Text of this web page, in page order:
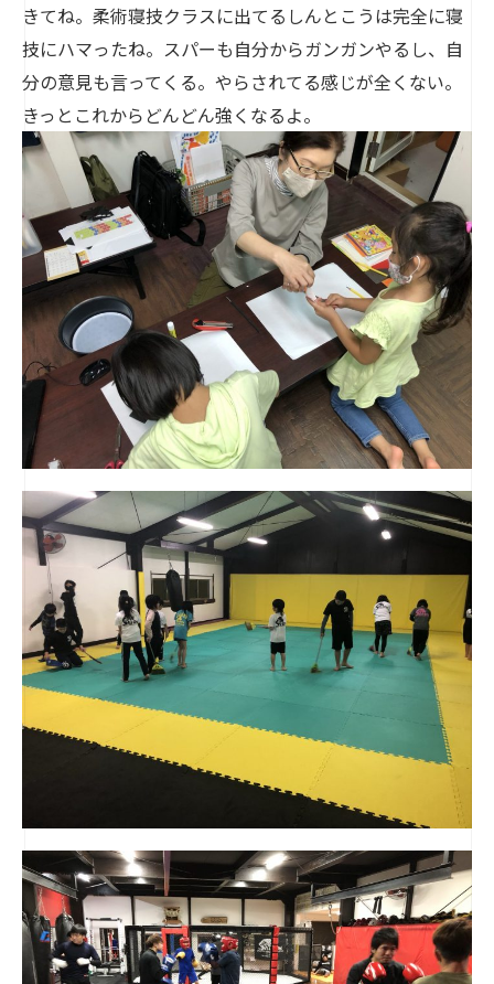
きてね。柔術寝技クラスに出てるしんとこうは完全に寝
技にハマったね。スパーも自分からガンガンやるし、自
分の意見も言ってくる。やらされてる感じが全くない。
きっとこれからどんどん強くなるよ。